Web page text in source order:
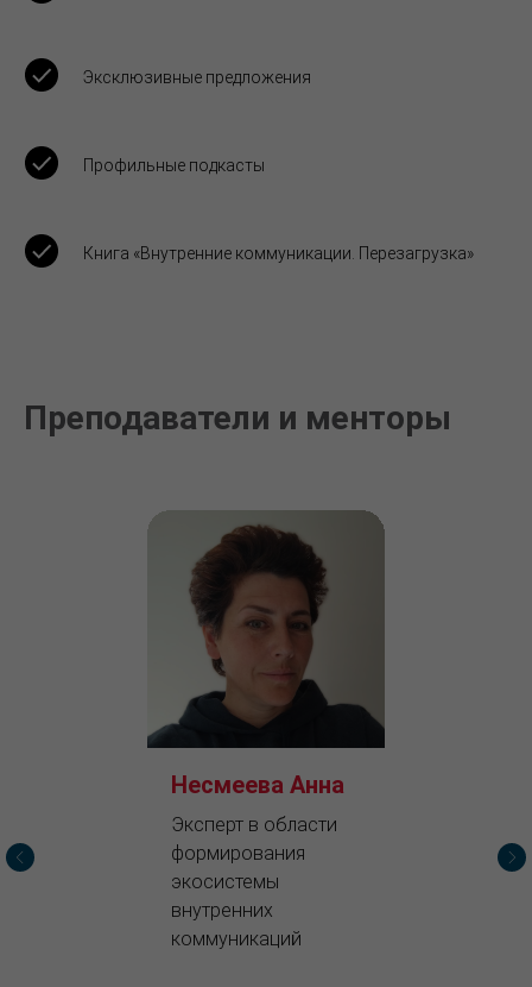
Эксклюзивные предложения
Профильные подкасты
Книга «Внутренние коммуникации. Перезагрузка»
Преподаватели и менторы
Несмеева Анна
Эксперт в области
формирования
экосистемы
внутренних
коммуникаций